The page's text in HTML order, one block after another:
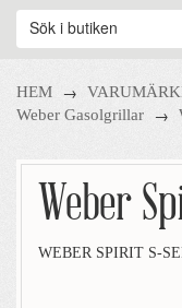
HEM →
Weber Gasolgrillar →
Weber
WEBER SPIRIT S-